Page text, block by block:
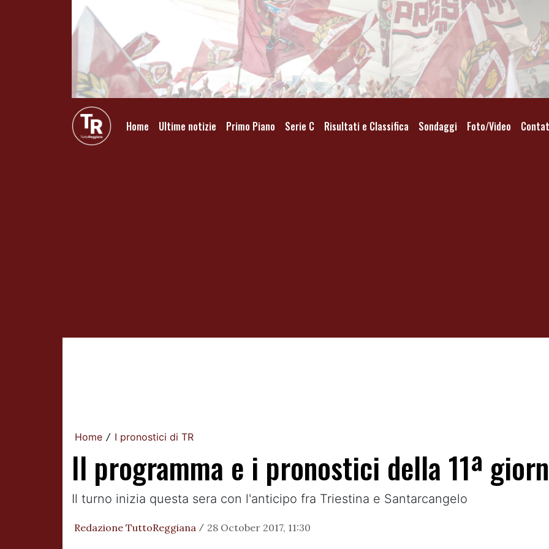
Home Ultime notizie Primo Piano Serie C Risultati e Classifica Sondaggi Foto/Video
Home / I pronostici di TR
Il programma e i pronostici della 11ª
Il turno inizia questa sera con l'anticipo fra Triestina e Santarcangelo
Redazione TuttoReggiana / 28 October 2017, 11:30